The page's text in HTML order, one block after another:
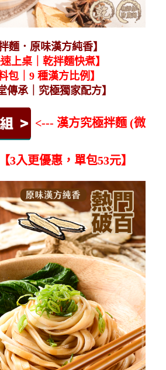
麵．原味漢方純香】
上桌｜乾拌麵快煮】
包｜9 種漢方比例】
傳承｜究極獨家配方】
<--- 漢方究極拌麵 (微
3入更優惠，單包53元】